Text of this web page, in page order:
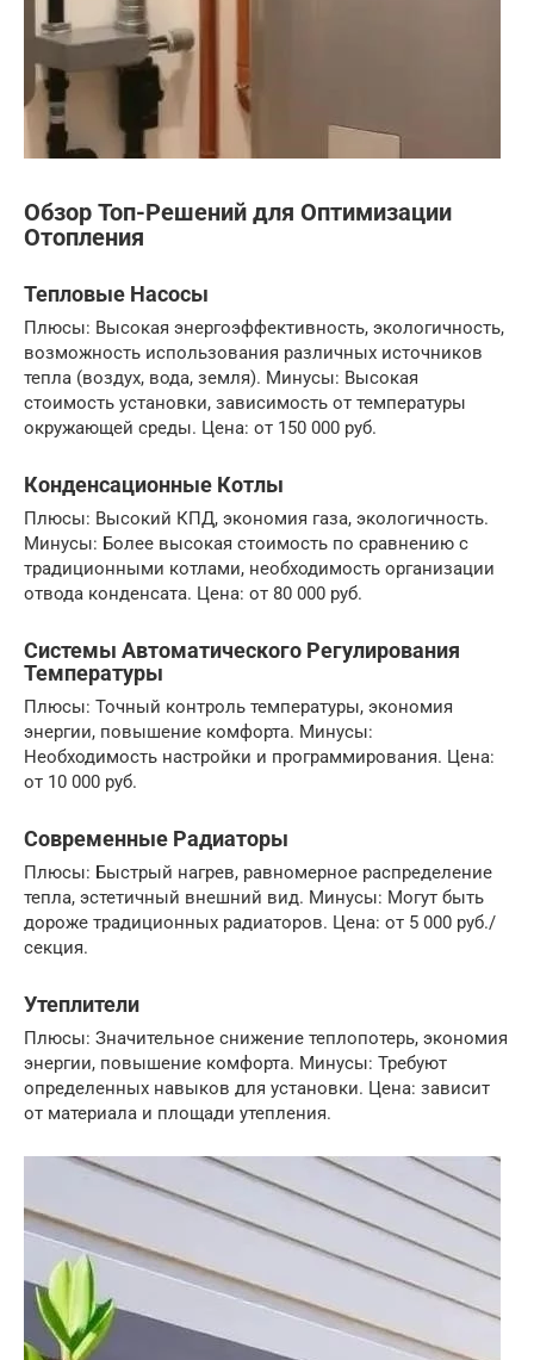
Обзор Топ-Решений для Оптимизации
Отопления
Тепловые Насосы
Плюсы: Высокая энергоэффективность, экологичность,
возможность использования различных источников
тепла (воздух, вода, земля). Минусы: Высокая
стоимость установки, зависимость от температуры
окружающей среды. Цена: от 150 000 руб.
Конденсационные Котлы
Плюсы: Высокий КПД, экономия газа, экологичность.
Минусы: Более высокая стоимость по сравнению с
традиционными котлами, необходимость организации
отвода конденсата. Цена: от 80 000 руб.
Системы Автоматического Регулирования
Температуры
Плюсы: Точный контроль температуры, экономия
энергии, повышение комфорта. Минусы:
Необходимость настройки и программирования. Цена:
от 10 000 руб.
Современные Радиаторы
Плюсы: Быстрый нагрев, равномерное распределение
тепла, эстетичный внешний вид. Минусы: Могут быть
дороже традиционных радиаторов. Цена: от 5 000 руб./
секция.
Утеплители
Плюсы: Значительное снижение теплопотерь, экономия
энергии, повышение комфорта. Минусы: Требуют
определенных навыков для установки. Цена: зависит
от материала и площади утепления.